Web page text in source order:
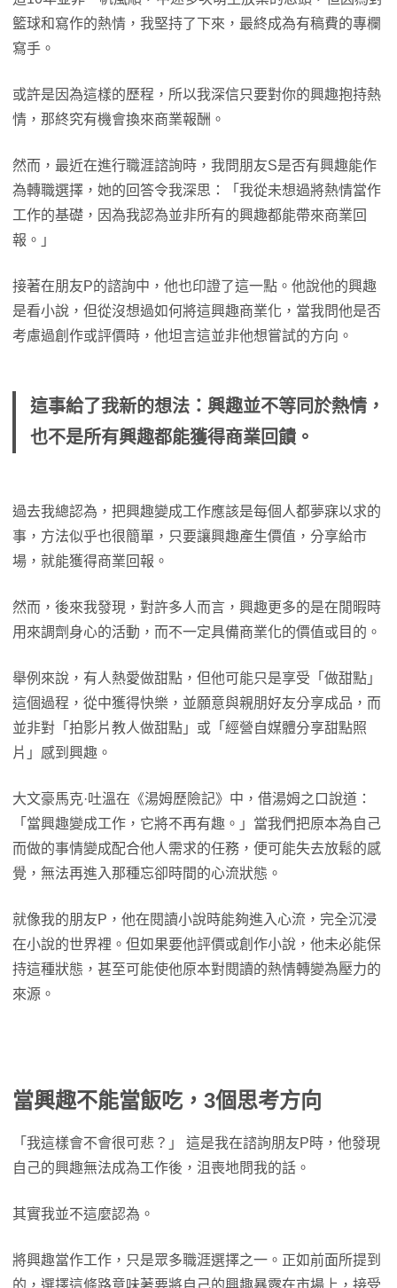
籃球和寫作的熱情，我堅持了下來，最終成為有稿費的專欄
寫手。
或許是因為這樣的歷程，所以我深信只要對你的興趣抱持熱
情，那終究有機會換來商業報酬。
然而，最近在進行職涯諮詢時，我問朋友S是否有興趣能作
為轉職選擇，她的回答令我深思：「我從未想過將熱情當作
工作的基礎，因為我認為並非所有的興趣都能帶來商業回
報。」
接著在朋友P的諮詢中，他也印證了這一點。他說他的興趣
是看小說，但從沒想過如何將這興趣商業化，當我問他是否
考慮過創作或評價時，他坦言這並非他想嘗試的方向。
這事給了我新的想法：興趣並不等同於熱情，
也不是所有興趣都能獲得商業回饋。
過去我總認為，把興趣變成工作應該是每個人都夢寐以求的
事，方法似乎也很簡單，只要讓興趣產生價值，分享給市
場，就能獲得商業回報。
然而，後來我發現，對許多人而言，興趣更多的是在閒暇時
用來調劑身心的活動，而不一定具備商業化的價值或目的。
舉例來說，有人熱愛做甜點，但他可能只是享受「做甜點」
這個過程，從中獲得快樂，並願意與親朋好友分享成品，而
並非對「拍影片教人做甜點」或「經營自媒體分享甜點照
片」感到興趣。
大文豪馬克·吐溫在《湯姆歷險記》中，借湯姆之口說道：
「當興趣變成工作，它將不再有趣。」當我們把原本為自己
而做的事情變成配合他人需求的任務，便可能失去放鬆的感
覺，無法再進入那種忘卻時間的心流狀態。
就像我的朋友P，他在閱讀小說時能夠進入心流，完全沉浸
在小說的世界裡。但如果要他評價或創作小說，他未必能保
持這種狀態，甚至可能使他原本對閱讀的熱情轉變為壓力的
來源。
當興趣不能當飯吃，3個思考方向
「我這樣會不會很可悲？」 這是我在諮詢朋友P時，他發現
自己的興趣無法成為工作後，沮喪地問我的話。
其實我並不這麼認為。
將興趣當作工作，只是眾多職涯選擇之一。正如前面所提到
的，選擇這條路意味著要將自己的興趣暴露在市場上，接受